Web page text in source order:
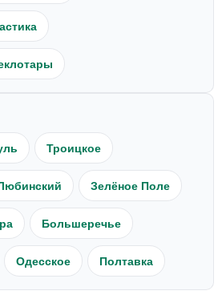
Троицкое
Зелёное Поле
Большеречье
Одесское Полтавка